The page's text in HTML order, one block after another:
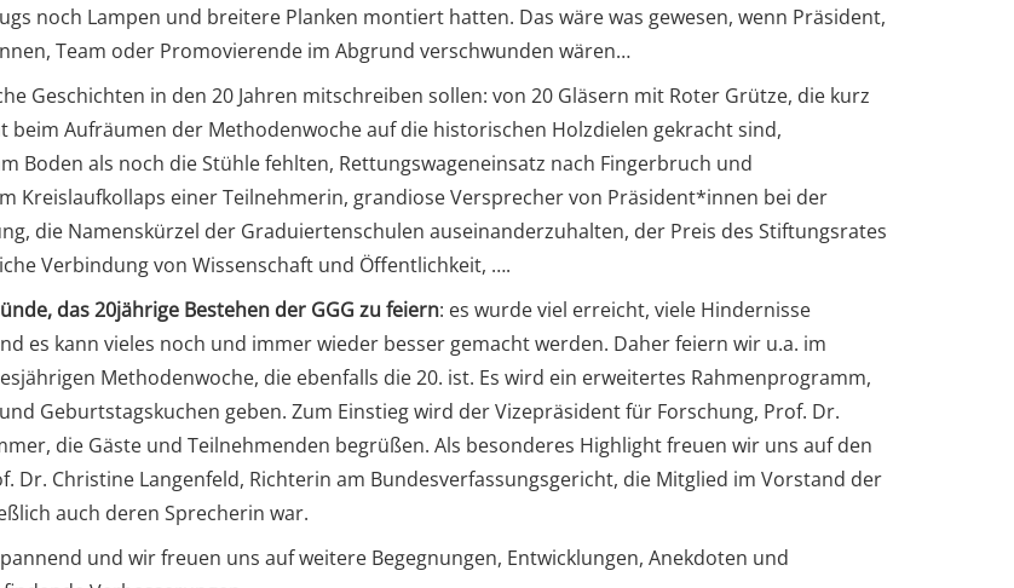
noch Lampen und breitere Planken montiert hatten. Das wäre was gewesen, wenn Präsident,
Team oder Promovierende im Abgrund verschwunden wären…
Geschichten in den 20 Jahren mitschreiben sollen: von 20 Gläsern mit Roter Grütze, die kurz
beim Aufräumen der Methodenwoche auf die historischen Holzdielen gekracht sind,
Boden als noch die Stühle fehlten, Rettungswageneinsatz nach Fingerbruch und
Kreislaufkollaps einer Teilnehmerin, grandiose Versprecher von Präsident*innen bei der
die Namenskürzel der Graduiertenschulen auseinanderzuhalten, der Preis des Stiftungsrates
Verbindung von Wissenschaft und Öffentlichkeit, ….
das 20jährige Bestehen der GGG zu feiern: es wurde viel erreicht, viele Hindernisse
es kann vieles noch und immer wieder besser gemacht werden. Daher feiern wir u.a. im
Methodenwoche, die ebenfalls die 20. ist. Es wird ein erweitertes Rahmenprogramm,
Geburtstagskuchen geben. Zum Einstieg wird der Vizepräsident für Forschung, Prof. Dr.
die Gäste und Teilnehmenden begrüßen. Als besonderes Highlight freuen wir uns auf den
Dr. Christine Langenfeld, Richterin am Bundesverfassungsgericht, die Mitglied im Vorstand der
auch deren Sprecherin war.
und wir freuen uns auf weitere Begegnungen, Entwicklungen, Anekdoten und